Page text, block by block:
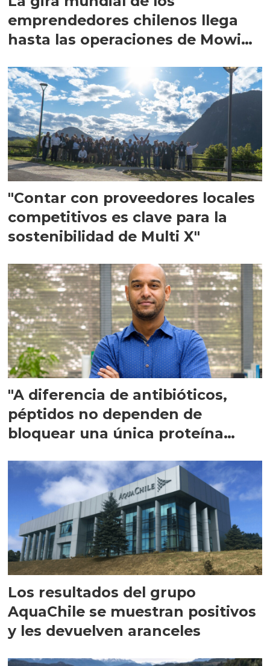
emprendedores chilenos llega
hasta las operaciones de Mowi
"Contar con proveedores locales
competitivos es clave para la
sostenibilidad de Multi X"
"A diferencia de antibióticos,
péptidos no dependen de
bloquear una única proteína
Los resultados del grupo
AquaChile se muestran positivos
y les devuelven aranceles